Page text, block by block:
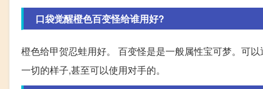
口袋觉醒橙色百变怪给谁用好?
橙色给甲贺忍蛙用好。 百变怪是是一般属性宝可梦。可
一切的样子,甚至可以使用对手的。